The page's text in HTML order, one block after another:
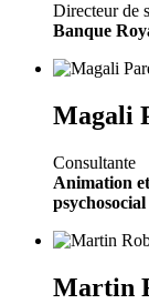
Directeur de
Banque
Magali
Consultante
Animation
psychosocial
Martin